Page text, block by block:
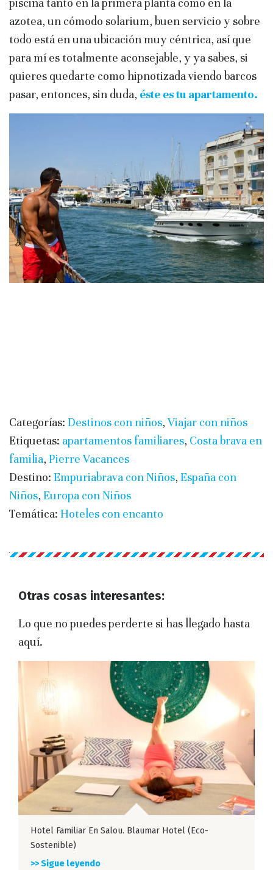
piscina tanto en la primera planta como en la
azotea, un cómodo solarium, buen servicio y sobre
todo está en una ubicación muy céntrica, así que
para mí es totalmente aconsejable, y ya sabes, si
quieres quedarte como hipnotizada viendo barcos
pasar, entonces, sin duda, éste es tu apartamento.
Categorías: Destinos con niños, Viajar con niños
Etiquetas: apartamentos familiares, Costa brava en
familia, Pierre Vacances
Destino: Empuriabrava con Niños, España con
Niños, Europa con Niños
Temática: Hoteles con encanto
Otras cosas interesantes:
Lo que no puedes perderte si has llegado hasta
aquí.
Hotel Familiar En Salou. Blaumar Hotel (eco-
Sostenible)
>> Sigue leyendo